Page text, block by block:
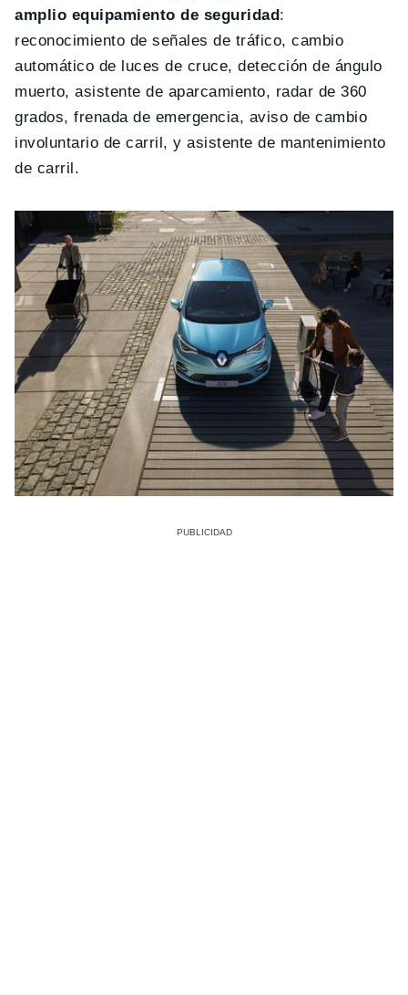
amplio equipamiento de seguridad:
reconocimiento de señales de tráfico, cambio
automático de luces de cruce, detección de ángulo
muerto, asistente de aparcamiento, radar de 360
grados, frenada de emergencia, aviso de cambio
involuntario de carril, y asistente de mantenimiento
de carril.